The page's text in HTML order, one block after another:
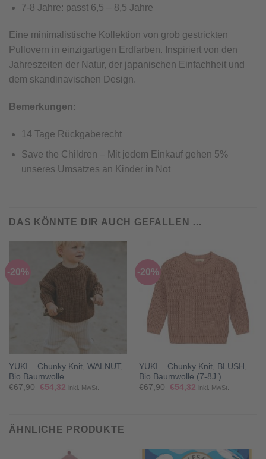
7-8 Jahre: passt 6,5 – 8,5 Jahre
Eine minimalistische Kollektion von grob gestrickten
Pullovern in einzigartigen Erdfarben. Inspiriert von den
Jahreszeiten der Natur, der japanischen Einfachheit und
dem skandinavischen Design.
Bemerkungen:
14 Tage Rückgaberecht
Save the Children – Mit jedem Einkauf gehen 5%
unseres Umsatzes an Kinder in Not
DAS KÖNNTE DIR AUCH GEFALLEN …
-20%
YUKI – Chunky Knit, WALNUT,
Bio Baumwolle
€67,90 Ursprünglicher
€54,32Aktueller
inkl. MwSt.
-20%
YUKI – Chunky Knit, BLUSH,
Bio Baumwolle (7-8J.)
€67,90 Ursprünglicher
€54,32Aktueller
inkl. MwSt.
ÄHNLICHE PRODUKTE